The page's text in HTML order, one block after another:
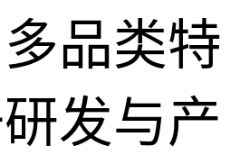
品类特
发与产